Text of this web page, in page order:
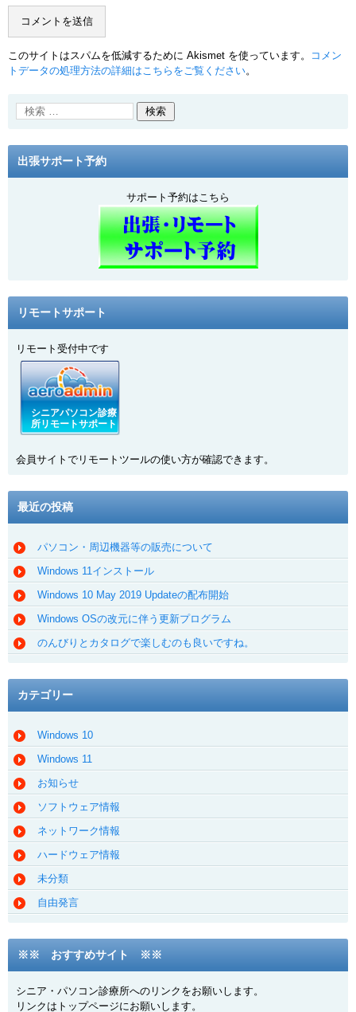
このサイトはスパムを低減するために Akismet を使っています。
コメン
トデータの処理方法の詳細はこちらをご覧ください。
出張サポート予約
サポート予約はこちら
リモートサポート
リモート受付中です
シニアパソコン診療
所リモートサポート
会員サイトでリモートツールの使い方が確認できます。
最近の投稿
パソコン・周辺機器等の販売について
Windows 11インストール
Windows 10 May 2019 Updateの配布開始
Windows OSの改元に伴う更新プログラム
のんびりとカタログで楽しむのも良いですね。
カテゴリー
Windows 10
Windows 11
お知らせ
ソフトウェア情報
ネットワーク情報
ハードウェア情報
未分類
自由発言
※※ おすすめサイト ※※
シニア・パソコン診療所へのリンクをお願いします。
リンクはトップページにお願いします。